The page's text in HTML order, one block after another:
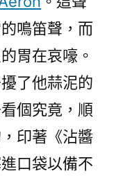
鳴笛聲，而
胃在哀嚎。
了他蒜泥的
個究竟，順
印著《沾醬
口袋以備不